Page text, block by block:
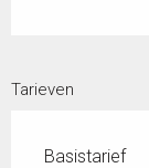
Tarieven
Basistarief